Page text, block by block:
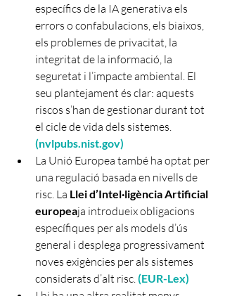
específics de la IA generativa els
errors o confabulacions, els biaixos,
els problemes de privacitat, la
integritat de la informació, la
seguretat i l’impacte ambiental. El
seu plantejament és clar: aquests
riscos s’han de gestionar durant tot
el cicle de vida dels sistemes.
(nvlpubs.nist.gov)
La Unió Europea també ha optat per
una regulació basada en nivells de
risc. La Llei d’Intel·ligència Artificial
europeaja introdueix obligacions
específiques per als models d’ús
general i desplega progressivament
noves exigències per als sistemes
considerats d’alt risc. (EUR-Lex)